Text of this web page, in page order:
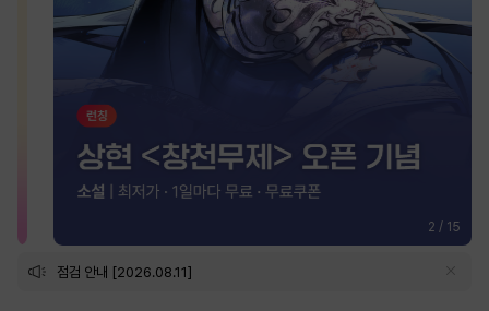
2 / 15
점검 안내 [2026.08.11]